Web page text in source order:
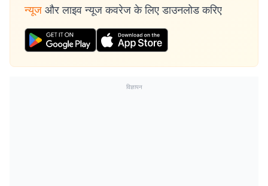
न्यूज और लाइव न्यूज कवरेज के लिए डाउनलोड करिए
विज्ञापन